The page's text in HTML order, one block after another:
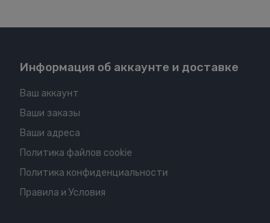
Информация об аккаунте и доставке
Ваш аккаунт
Ваши заказы
Ваши адреса
Политика файлов cookie
Политика конфиденциальности
Правила и Условия